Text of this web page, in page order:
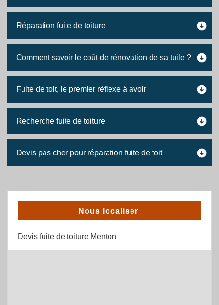
Réparation fuite de toiture
Comment savoir le coût de rénovation de sa tuile ?
Fuite de toit, le premier réflexe à avoir
Recherche fuite de toiture
Devis pas cher pour réparation fuite de toit
Nous localiser
Devis fuite de toiture Menton